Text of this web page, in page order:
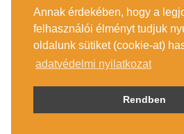
Annak érdekében, hogy a
felhasználói élményt tudjuk
oldalunk sütiket (cookie-at)
adatvédelmi nyilatkozat
Rendben
1088 BUDAPEST,
MEGKÖZELÍTÉS
ÍRJON NEKÜNK!
KÖZÉRDEKŰ